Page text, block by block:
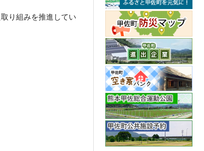
り組みを推進してい